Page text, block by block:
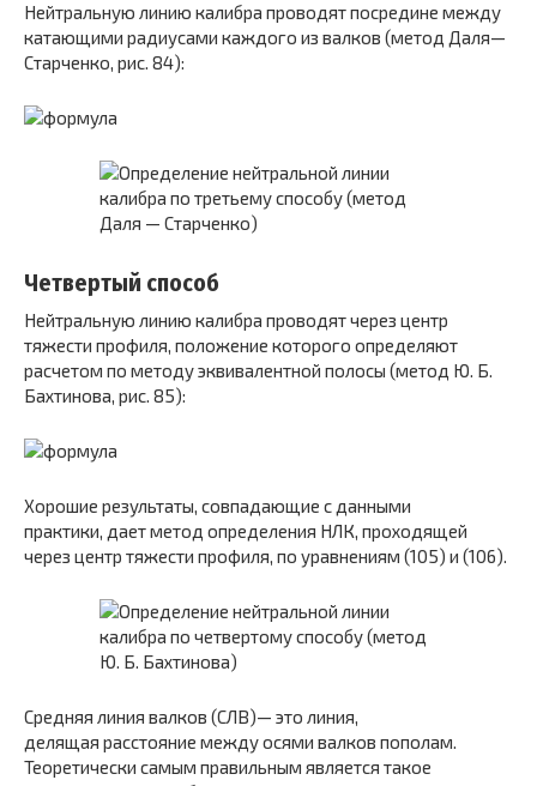
Нейтральную линию калибра проводят посредине между
катающими радиусами каждого из вал­ков (метод Даля—
Старченко, рис. 84):
Четвертый способ
Нейтральную линию калибра прово­дят через центр
тяжести профиля, положение которого оп­ределяют
расчетом по методу эквивалентной полосы (ме­тод Ю. Б.
Бахтинова, рис. 85):
Хорошие результаты, совпадающие с данными
практики, дает метод определения НЛК, проходящей
через центр тя­жести профиля, по уравнениям (105) и (106).
Средняя линия валков (СЛВ)— это линия,
делящая расстояние между осями валков пополам.
Теоретически са­мым правильным является такое